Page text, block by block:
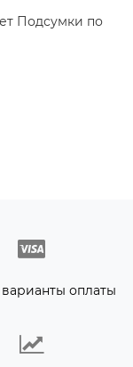
Подсумки по
оплаты